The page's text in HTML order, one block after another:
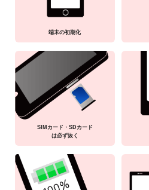
端末の初期化
SIMカード・SDカード
は必ず抜く